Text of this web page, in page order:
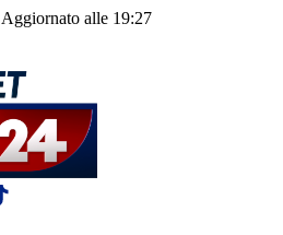
Aggiornato alle 19:27